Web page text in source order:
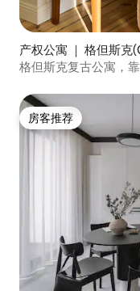
产权公寓 ｜ 格但斯克
格但斯克复古公寓，
房客推荐
房客推荐